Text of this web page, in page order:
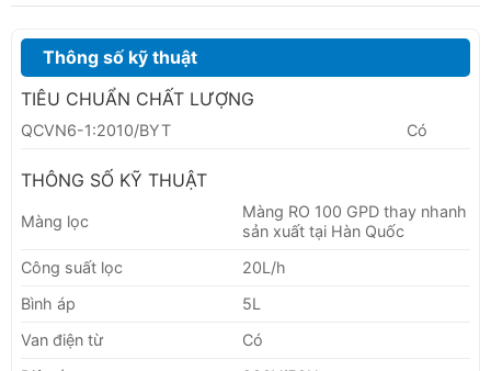
Thông số kỹ thuật
TIÊU CHUẨN CHẤT LƯỢNG
QCVN6-1:2010/BYT Có
THÔNG SỐ KỸ THUẬT
Màng lọc
Màng RO 100 GPD thay nhanh
sản xuất tại Hàn Quốc
Công suất lọc
20L/h
Bình áp
5L
Van điện từ
Có